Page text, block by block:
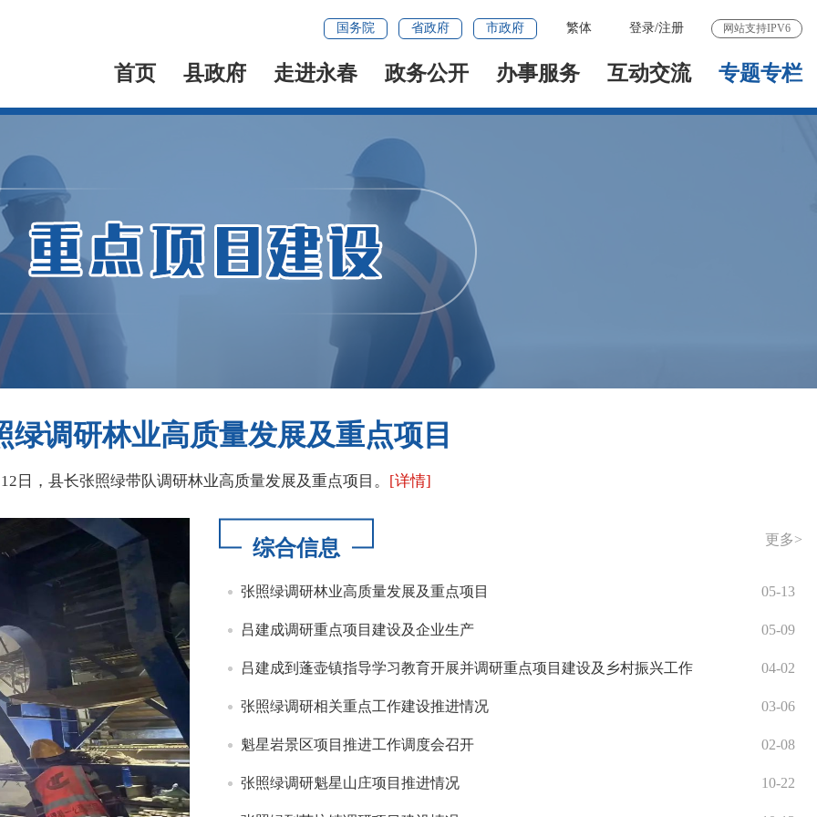
国务院 省政府 市政府 繁体 登录/注册 网站支持IPV6
首页 县政府 走进永春 政务公开 办事服务 互动交流 专题专栏
绿调研林业高质量发展及重点项目
日，县长张照绿带队调研林业高质量发展及重点项目。 [详情]
综合信息 更多>
05-13
张照绿调研林业高质量发展及重点项目
05-09
吕建成调研重点项目建设及企业生产
04-02
吕建成到蓬壶镇指导学习教育开展并调研重点项目建设及乡村振兴工作
03-06
张照绿调研相关重点工作建设推进情况
02-08
魁星岩景区项目推进工作调度会召开
10-22
张照绿调研魁星山庄项目推进情况